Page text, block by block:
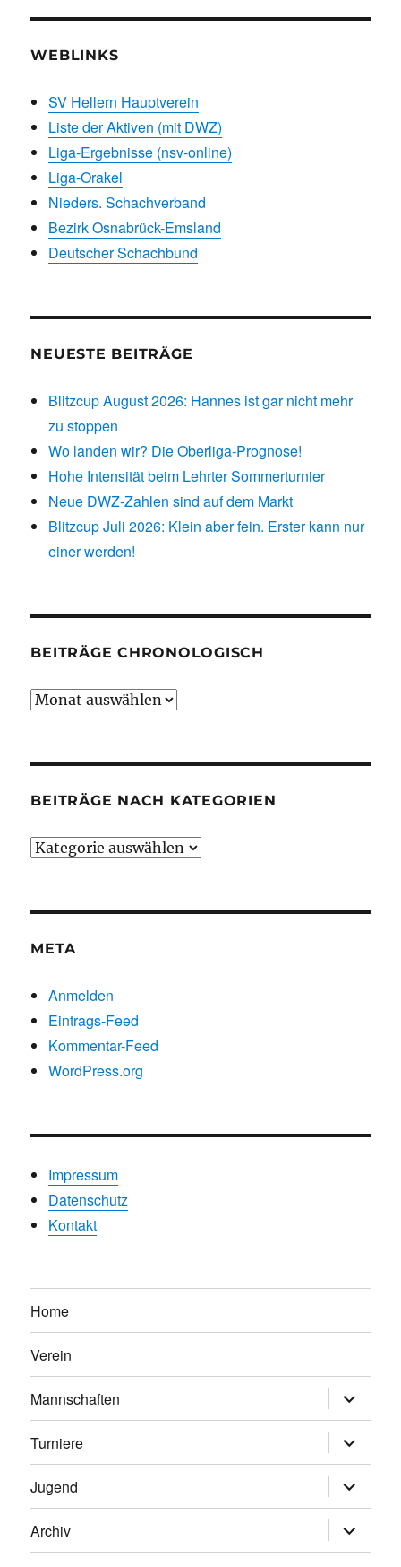
WEBLINKS
SV Hellern Hauptverein
Liste der Aktiven (mit DWZ)
Liga-Ergebnisse (nsv-online)
Liga-Orakel
Nieders. Schachverband
Bezirk Osnabrück-Emsland
Deutscher Schachbund
NEUESTE BEITRÄGE
Blitzcup August 2026: Hannes ist gar nicht mehr
zu stoppen
Wo landen wir? Die Oberliga-Prognose!
Hohe Intensität beim Lehrter Sommerturnier
Neue DWZ-Zahlen sind auf dem Markt
Blitzcup Juli 2026: Klein aber fein. Erster kann nur
einer werden!
BEITRÄGE CHRONOLOGISCH
Beiträge
BEITRÄGE NACH KATEGORIEN
Beiträge
META
Anmelden
Eintrags-Feed
Kommentar-Feed
WordPress.org
Impressum
Datenschutz
Kontakt
Home
Verein
Mannschaften
anzeigen
Turniere
anzeigen
Jugend
anzeigen
Archiv
anzeigen